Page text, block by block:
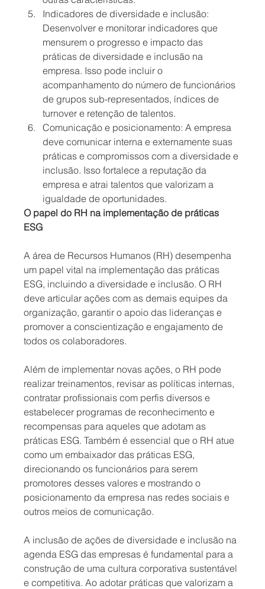
Indicadores de diversidade e inclusão:
Desenvolver e monitorar indicadores que
mensurem o progresso e impacto das
práticas de diversidade e inclusão na
empresa. Isso pode incluir o
acompanhamento do número de funcionários
de grupos sub-representados, índices de
turnover e retenção de talentos.
Comunicação e posicionamento: A empresa
deve comunicar interna e externamente suas
práticas e compromissos com a diversidade e
inclusão. Isso fortalece a reputação da
empresa e atrai talentos que valorizam a
igualdade de oportunidades.
O papel do RH na implementação de práticas
ESG
A área de Recursos Humanos (RH) desempenha
um papel vital na implementação das práticas
ESG, incluindo a diversidade e inclusão. O RH
deve articular ações com as demais equipes da
organização, garantir o apoio das lideranças e
promover a conscientização e engajamento de
todos os colaboradores.
Além de implementar novas ações, o RH pode
realizar treinamentos, revisar as políticas internas,
contratar profissionais com perfis diversos e
estabelecer programas de reconhecimento e
recompensas para aqueles que adotam as
práticas ESG. Também é essencial que o RH atue
como um embaixador das práticas ESG,
direcionando os funcionários para serem
promotores desses valores e mostrando o
posicionamento da empresa nas redes sociais e
outros meios de comunicação.
A inclusão de ações de diversidade e inclusão na
agenda ESG das empresas é fundamental para a
construção de uma cultura corporativa sustentável
e competitiva. Ao adotar práticas que valorizam a